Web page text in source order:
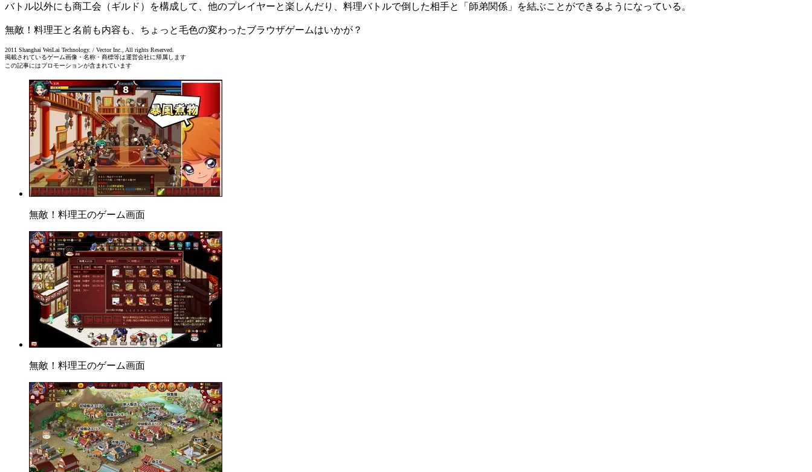
バトル以外にも商工会（ギルド）を構成して、他のプレイヤーと楽しんだり、料理バトルで倒した相手と「師弟関係」を結ぶことができるようになっている。
無敵！料理王と名前も内容も、ちょっと毛色の変わったブラウザゲームはいかが？
2011 Shanghai WeiLai Technology. / Vector Inc., All rights Reserved.
掲載されているゲーム画像・名称・商標等は運営会社に帰属します
この記事にはプロモーションが含まれています
無敵！料理王のゲーム画面
無敵！料理王のゲーム画面